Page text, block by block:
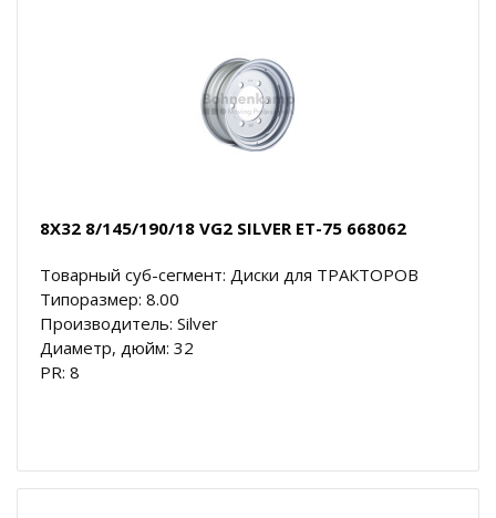
8X32 8/145/190/18 VG2 SILVER ET-75 668062
Товарный суб-сегмент: Диски для ТРАКТОРОВ
Типоразмер: 8.00
Производитель: Silver
Диаметр, дюйм: 32
PR: 8